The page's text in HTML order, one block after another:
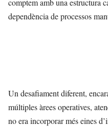
comptem amb una estructura
dependència de processos
Un desafiament diferent,
múltiples àrees operatives,
no era incorporar més eines